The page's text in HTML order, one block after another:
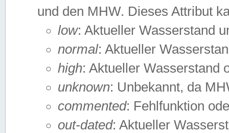
und den MHW. Dieses Attribut
low: Aktueller Wasserstand
normal: Aktueller
high: Aktueller Wasserstand
unknown: Unbekannt, da
commented: Fehlfunktion
out-dated: Aktueller